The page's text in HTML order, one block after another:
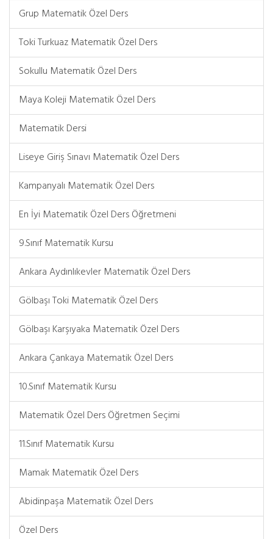
Grup Matematik Özel Ders
Toki Turkuaz Matematik Özel Ders
Sokullu Matematik Özel Ders
Maya Koleji Matematik Özel Ders
Matematik Dersi
Liseye Giriş Sınavı Matematik Özel Ders
Kampanyalı Matematik Özel Ders
En İyi Matematik Özel Ders Öğretmeni
9.Sınıf Matematik Kursu
Ankara Aydınlıkevler Matematik Özel Ders
Gölbaşı Toki Matematik Özel Ders
Gölbaşı Karşıyaka Matematik Özel Ders
Ankara Çankaya Matematik Özel Ders
10.Sınıf Matematik Kursu
Matematik Özel Ders Öğretmen Seçimi
11.Sınıf Matematik Kursu
Mamak Matematik Özel Ders
Abidinpaşa Matematik Özel Ders
Özel Ders